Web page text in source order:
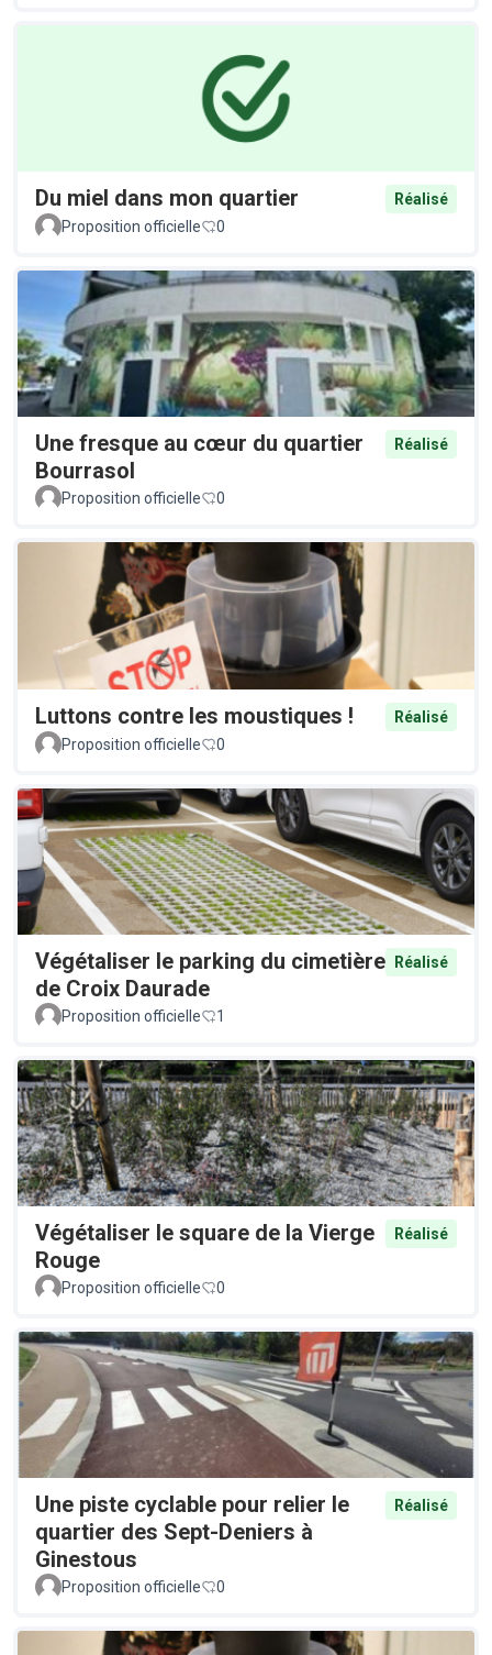
Du miel dans mon quartier
Réalisé
Proposition officielle
0
Une fresque au cœur du quartier
Bourrasol
Réalisé
Proposition officielle 0
Luttons contre les moustiques !
Réalisé
Proposition officielle
0
Végétaliser le parking du cimetière
de Croix Daurade
Réalisé
Proposition officielle 1
Végétaliser le square de la Vierge
Rouge
Réalisé
Proposition officielle 0
Une piste cyclable pour relier le
quartier des Sept-Deniers à
Ginestous
Réalisé
Proposition officielle 0